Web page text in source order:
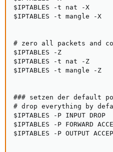
$IPTABLES -t nat -X
$IPTABLES -t mangle -X
# zero all packets and
$IPTABLES -Z
$IPTABLES -t nat -Z
$IPTABLES -t mangle -Z
### setzen der default
# drop everything by
$IPTABLES -P INPUT DROP
$IPTABLES -P FORWARD
$IPTABLES -P OUTPUT